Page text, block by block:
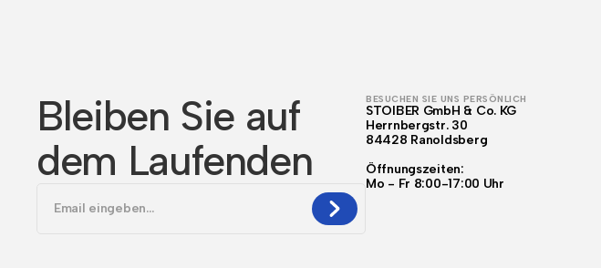
Bleiben Sie auf
dem Laufenden
BESUCHEN SIE UNS PERSÖNLICH
STOIBER GmbH & Co. KG
Herrnbergstr. 30
84428 Ranoldsberg
Öffnungszeiten:
Mo - Fr 8:00-17:00 Uhr